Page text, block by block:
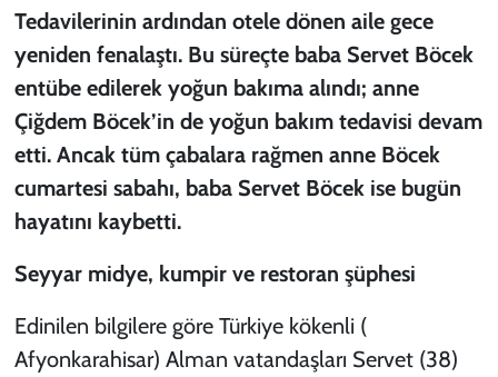
Tedavilerinin ardından otele dönen aile gece
yeniden fenalaştı. Bu süreçte baba Servet Böcek
entübe edilerek yoğun bakıma alındı; anne
Çiğdem Böcek’in de yoğun bakım tedavisi devam
etti. Ancak tüm çabalara rağmen anne Böcek
cumartesi sabahı, baba Servet Böcek ise bugün
hayatını kaybetti.
Seyyar midye, kumpir ve restoran şüphesi
Edinilen bilgilere göre Türkiye kökenli (
Afyonkarahisar) Alman vatandaşları Servet (38)